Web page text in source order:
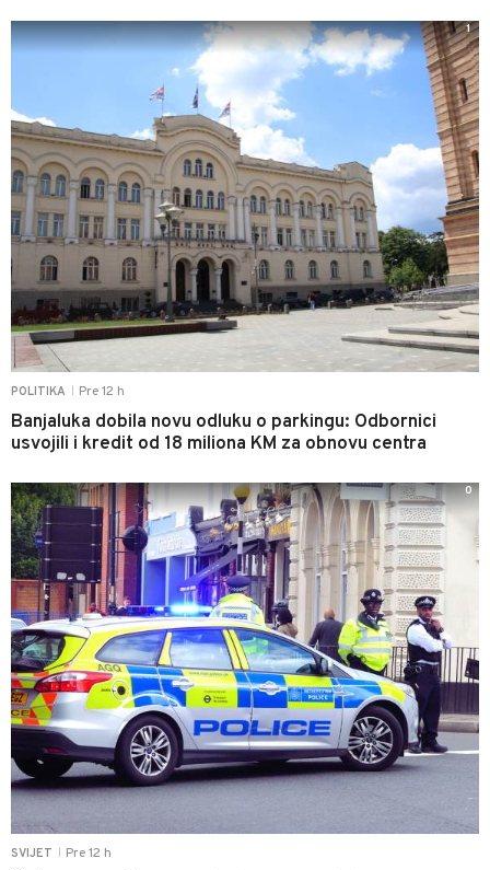
POLITIKA Pre 12 h
Banjaluka dobila novu odluku o parkingu: Odbornici
usvojili i kredit od 18 miliona KM za obnovu centra
1
SVIJET Pre 12 h
0